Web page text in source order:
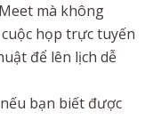
mà không
họp trực tuyến
để lên lịch dễ
bạn biết được